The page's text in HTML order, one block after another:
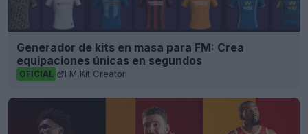
Generador de kits en masa para FM: Crea
equipaciones únicas en segundos
OFICIAL FM Kit Creator